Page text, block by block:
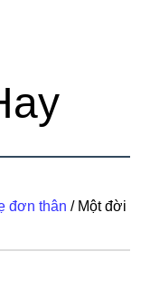
đơn thân /Một đời